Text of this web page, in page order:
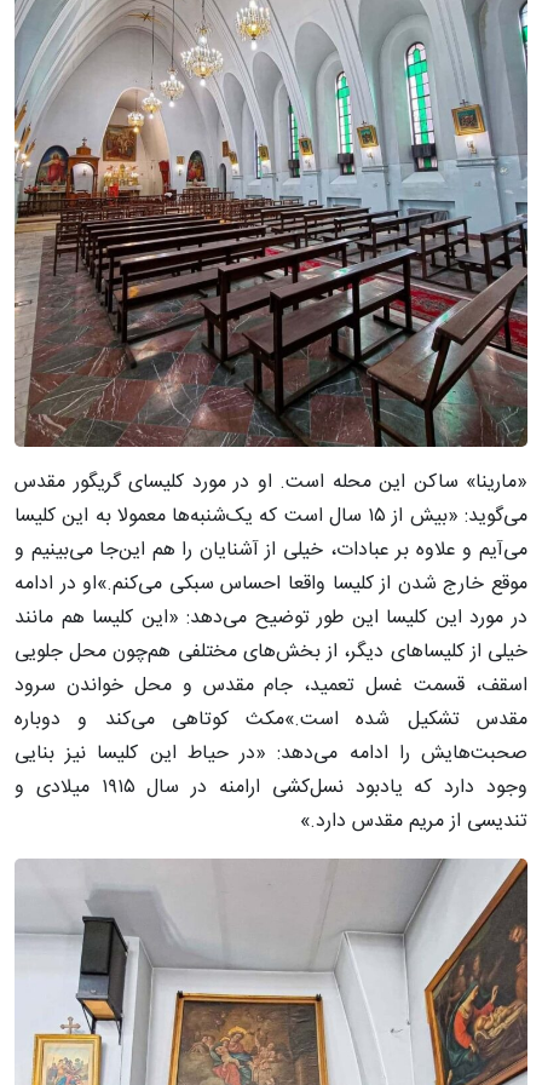
«مارینا» ساکن این محله است. او در مورد کلیسای گریگور مقدس
می‌گوید: «بیش از ۱۵ سال است که یک‌شنبه‌ها معمولا به این کلیسا
می‌آیم و علاوه بر عبادات، خیلی از آشنایان را هم این‌جا می‌بینیم و
موقع خارج شدن از کلیسا واقعا احساس سبکی می‌کنم.»او در ادامه
در مورد این کلیسا این طور توضیح می‌دهد: «این کلیسا هم مانند
خیلی از کلیساهای دیگر، از بخش‌های مختلفی هم‌چون محل جلویی
اسقف، قسمت غسل تعمید، جام مقدس و محل خواندن سرود
مقدس تشکیل شده است.»مکث کوتاهی می‌کند و دوباره
صحبت‌هایش را ادامه می‌دهد: «در حیاط این کلیسا نیز بنایی
وجود دارد که یادبود نسل‌کشی ارامنه در سال ۱۹۱۵ میلادی و
تندیسی از مریم مقدس دارد.»